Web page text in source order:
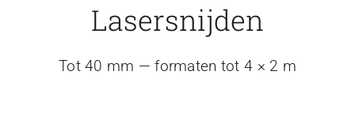
Lasersnijden
Tot 40 mm — formaten tot 4 × 2 m